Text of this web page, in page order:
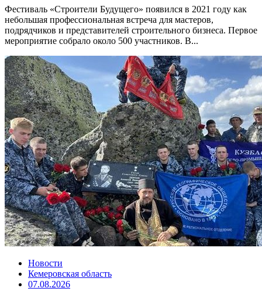
Фестиваль «Строители Будущего» появился в 2021 году как
небольшая профессиональная встреча для мастеров,
подрядчиков и представителей строительного бизнеса. Первое
мероприятие собрало около 500 участников. В...
Новости
Кемеровская область
07.08.2026